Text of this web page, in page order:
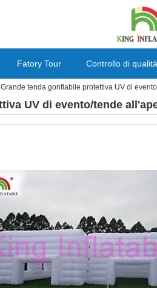
Fatory Tour Controllo di qualità
Grande tenda gonfiabile protettiva UV di
UV di evento/tende